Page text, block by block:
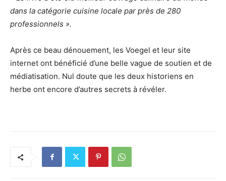
dans la catégorie cuisine locale par près de 280
professionnels ».
Après ce beau dénouement, les Voegel et leur site
internet ont bénéficié d’une belle vague de soutien et de
médiatisation. Nul doute que les deux historiens en
herbe ont encore d’autres secrets à révéler.